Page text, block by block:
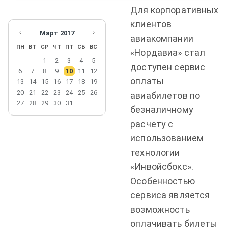
Март 2017
ПН ВТ СР ЧТ ПТ СБ ВС
1 2 3 4
5
6
7 8 9 10 11
12
13
14 15 16 17 18
19
20
21 22 23 24 25
26
27
28 29 30 31
Для корпоративных
клиентов
авиакомпании
«Нордавиа» стал
доступен сервис
оплаты
авиабилетов по
безналичному
расчету с
использованием
технологии
«Инвойсбокс».
Особенностью
сервиса является
возможность
оплачивать билеты